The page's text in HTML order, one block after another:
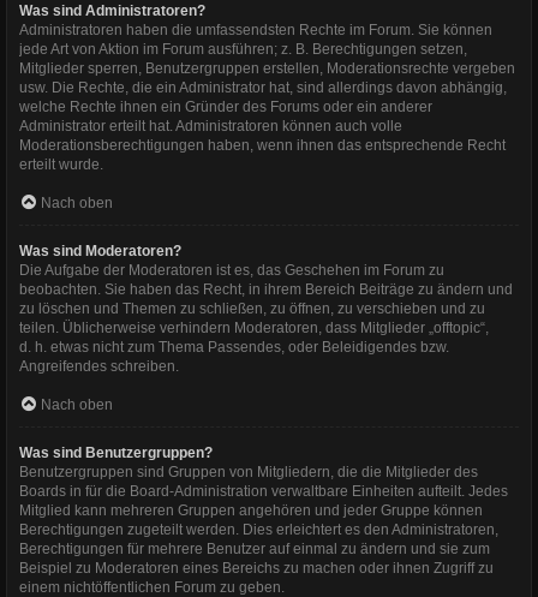
Was sind Administratoren?
Administratoren haben die umfassendsten Rechte im Forum. Sie können
jede Art von Aktion im Forum ausführen; z. B. Berechtigungen setzen,
Mitglieder sperren, Benutzergruppen erstellen, Moderationsrechte vergeben
usw. Die Rechte, die ein Administrator hat, sind allerdings davon abhängig,
welche Rechte ihnen ein Gründer des Forums oder ein anderer
Administrator erteilt hat. Administratoren können auch volle
Moderationsberechtigungen haben, wenn ihnen das entsprechende Recht
erteilt wurde.
Nach oben
Was sind Moderatoren?
Die Aufgabe der Moderatoren ist es, das Geschehen im Forum zu
beobachten. Sie haben das Recht, in ihrem Bereich Beiträge zu ändern und
zu löschen und Themen zu schließen, zu öffnen, zu verschieben und zu
teilen. Üblicherweise verhindern Moderatoren, dass Mitglieder „offtopic“,
d. h. etwas nicht zum Thema Passendes, oder Beleidigendes bzw.
Angreifendes schreiben.
Nach oben
Was sind Benutzergruppen?
Benutzergruppen sind Gruppen von Mitgliedern, die die Mitglieder des
Boards in für die Board-Administration verwaltbare Einheiten aufteilt. Jedes
Mitglied kann mehreren Gruppen angehören und jeder Gruppe können
Berechtigungen zugeteilt werden. Dies erleichtert es den Administratoren,
Berechtigungen für mehrere Benutzer auf einmal zu ändern und sie zum
Beispiel zu Moderatoren eines Bereichs zu machen oder ihnen Zugriff zu
einem nichtöffentlichen Forum zu geben.